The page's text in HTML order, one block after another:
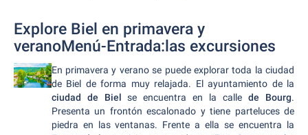
Explore Biel en primavera y
veranoMenú-Entrada:las excursiones
En primavera y verano se puede explorar toda la ciudad
de Biel de forma muy relajada. El ayuntamiento de la
ciudad de Biel se encuentra en la callede Bourg.
Presenta un frontón escalonado y tiene parteluces de
piedra en las ventanas. Frente a ella se encuentra la